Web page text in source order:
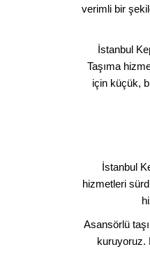
verimli bir
İstanbul
Taşıma
için küçük,
İstanbul
hizmetleri
Asansörlü
kuruyoruz.